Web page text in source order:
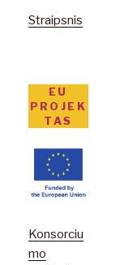
Straipsnis
EU
PROJEK
TAS
Konsorciu
mo